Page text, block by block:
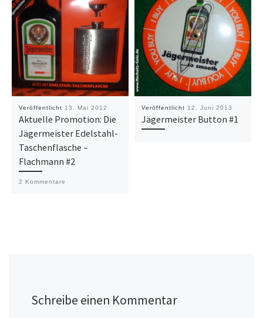
Veröffentlicht 13. Mai 2012
Aktuelle Promotion: Die
Jägermeister Edelstahl-
Taschenflasche –
Flachmann #2
2 Kommentare
Veröffentlicht 12. Juni 2013
Jägermeister Button #1
Schreibe einen Kommentar